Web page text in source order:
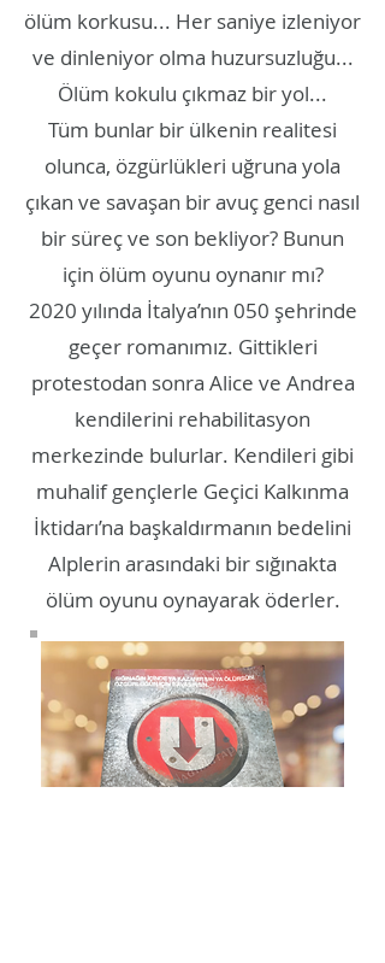
ölüm korkusu... Her saniye izleniyor
ve dinleniyor olma huzursuzluğu...
Ölüm kokulu çıkmaz bir yol...
Tüm bunlar bir ülkenin realitesi
olunca, özgürlükleri uğruna yola
çıkan ve savaşan bir avuç genci nasıl
bir süreç ve son bekliyor? Bunun
için ölüm oyunu oynanır mı?
2020 yılında İtalya’nın 050 şehrinde
geçer romanımız. Gittikleri
protestodan sonra Alice ve Andrea
kendilerini rehabilitasyon
merkezinde bulurlar. Kendileri gibi
muhalif gençlerle Geçici Kalkınma
İktidarı’na başkaldırmanın bedelini
Alplerin arasındaki bir sığınakta
ölüm oyunu oynayarak öderler.